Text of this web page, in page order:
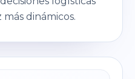
dinámicos.